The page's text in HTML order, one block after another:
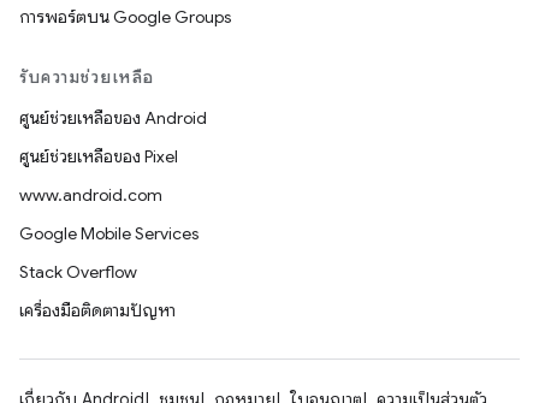
การพอร์ตบน Google Groups
รับความช่วยเหลือ
ศูนย์ช่วยเหลือของ Android
ศูนย์ช่วยเหลือของ Pixel
www.android.com
Google Mobile Services
Stack Overflow
เครื่องมือติดตามปัญหา